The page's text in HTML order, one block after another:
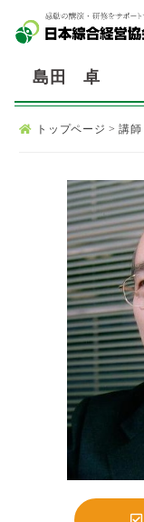
島田 卓
トップページ >講師